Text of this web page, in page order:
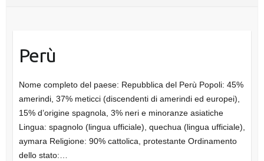
Perù
Nome completo del paese: Repubblica del Perù Popoli: 45%
amerindi, 37% meticci (discendenti di amerindi ed europei),
15% d’origine spagnola, 3% neri e minoranze asiatiche
Lingua: spagnolo (lingua ufficiale), quechua (lingua ufficiale),
aymara Religione: 90% cattolica, protestante Ordinamento
dello stato:…